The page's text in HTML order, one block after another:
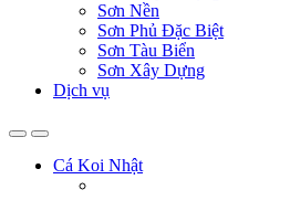
Sơn Nền
Sơn Phủ Đặc Biệt
Sơn Tàu Biển
Sơn Xây Dựng
Dịch vụ
Cá Koi Nhật